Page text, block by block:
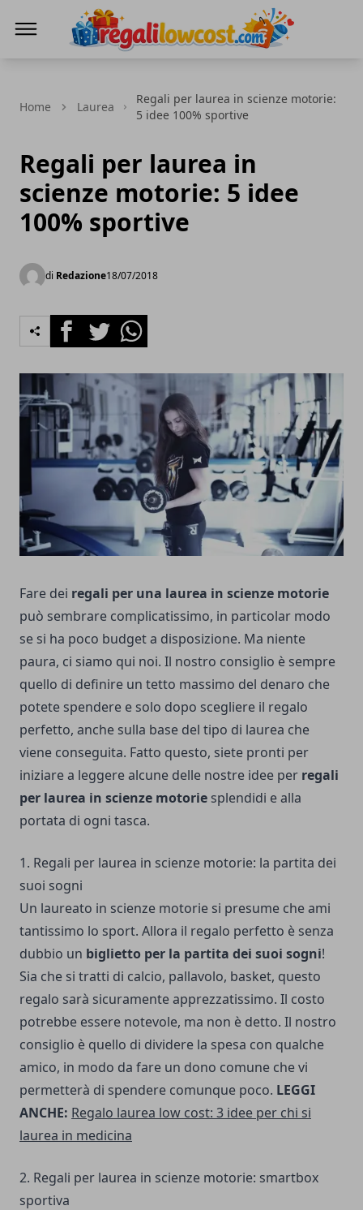
Home Laurea
Regali per laurea in scienze motorie:
5 idee 100% sportive
Regali per laurea in
scienze motorie: 5 idee
100% sportive
di Redazione18/07/2018
FacebookTwitterWhatsapp
Fare dei regali per una laurea in scienze motorie
può sembrare complicatissimo, in particolar modo
se si ha poco budget a disposizione. Ma niente
paura, ci siamo qui noi. Il nostro consiglio è sempre
quello di definire un tetto massimo del denaro che
potete spendere e solo dopo scegliere il regalo
perfetto, anche sulla base del tipo di laurea che
viene conseguita. Fatto questo, siete pronti per
iniziare a leggere alcune delle nostre idee per regali
per laurea in scienze motorie splendidi e alla
portata di ogni tasca.
1. Regali per laurea in scienze motorie: la partita dei
suoi sogni
Un laureato in scienze motorie si presume che ami
tantissimo lo sport. Allora il regalo perfetto è senza
dubbio un biglietto per la partita dei suoi sogni!
Sia che si tratti di calcio, pallavolo, basket, questo
regalo sarà sicuramente apprezzatissimo. Il costo
potrebbe essere notevole, ma non è detto. Il nostro
consiglio è quello di dividere la spesa con qualche
amico, in modo da fare un dono comune che vi
permetterà di spendere comunque poco. LEGGI
ANCHE: Regalo laurea low cost: 3 idee per chi si
laurea in medicina
2. Regali per laurea in scienze motorie: smartbox
sportiva